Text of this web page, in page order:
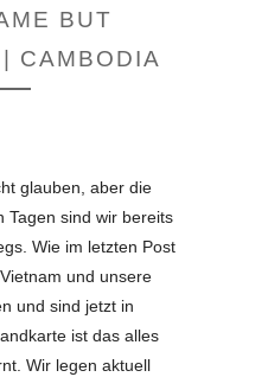
BUT
CAMBODIA
glauben, aber die
Tagen sind wir bereits
Wie im letzten Post
und unsere
und sind jetzt in
ist das alles
Wir legen aktuell